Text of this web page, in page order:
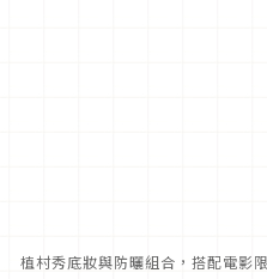
植村秀底妝與防曬組合，搭配電影